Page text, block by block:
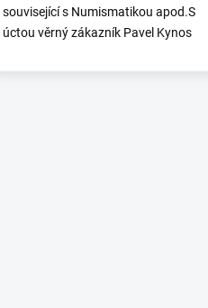
související s Numismatikou apod.S
úctou věrný zákazník Pavel Kynos